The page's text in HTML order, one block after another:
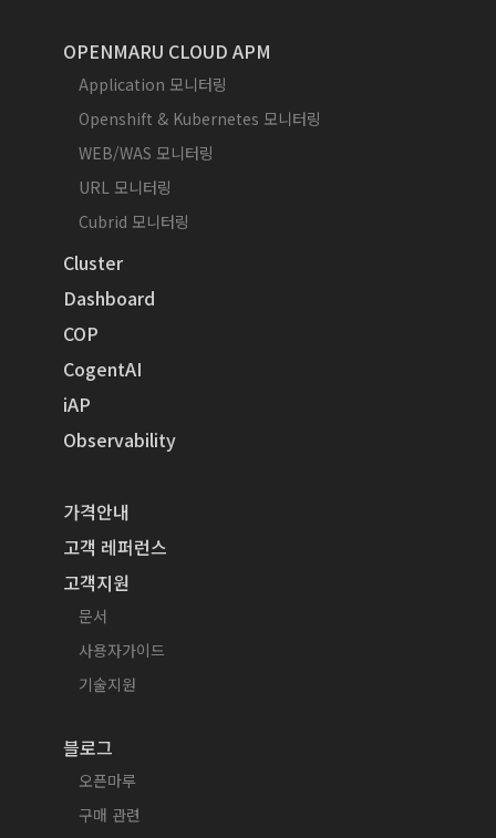
OPENMARU CLOUD APM
Application 모니터링
Openshift & Kubernetes 모니터링
WEB/WAS 모니터링
URL 모니터링
Cubrid 모니터링
Cluster
Dashboard
COP
CogentAI
iAP
Observability
가격안내
고객 레퍼런스
고객지원
문서
사용자가이드
기술지원
블로그
오픈마루
구매 관련